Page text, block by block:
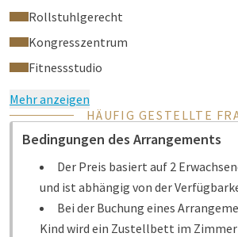
Rollstuhlgerecht
Kongresszentrum
Fitnessstudio
Mehr anzeigen
HÄUFIG GESTELLTE
Bedingungen des Arrangements
Der Preis basiert auf 2
und ist abhängig von der
Bei der Buchung eines
Kind wird ein Zustellbett im